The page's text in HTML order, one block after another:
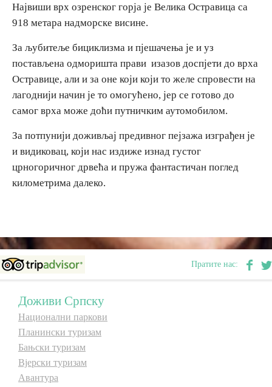
Манифестације
Мултимедија
Фото
Највиши врх озренског горја је Велика Остравица са
918 метара надморске висине.
За љубитеље бициклизма и пјешачења је и уз
постављена одморишта прави изазов доспјети до врха
Остравице, али и за оне који који то желе спровести на
лагоднији начин је то омогућено, јер се готово до
самог врха може доћи путничким аутомобилом.
За потпунији доживљај предивног пејзажа изграђен је
и видиковац, који нас издиже изнад густог
црногоричног дрвећа и пружа фантастичан поглед
километрима далеко.
Пратите нас:
Доживи Српску
Национални паркови
Планински туризам
Бањски туризам
Вјерски туризам
Авантура